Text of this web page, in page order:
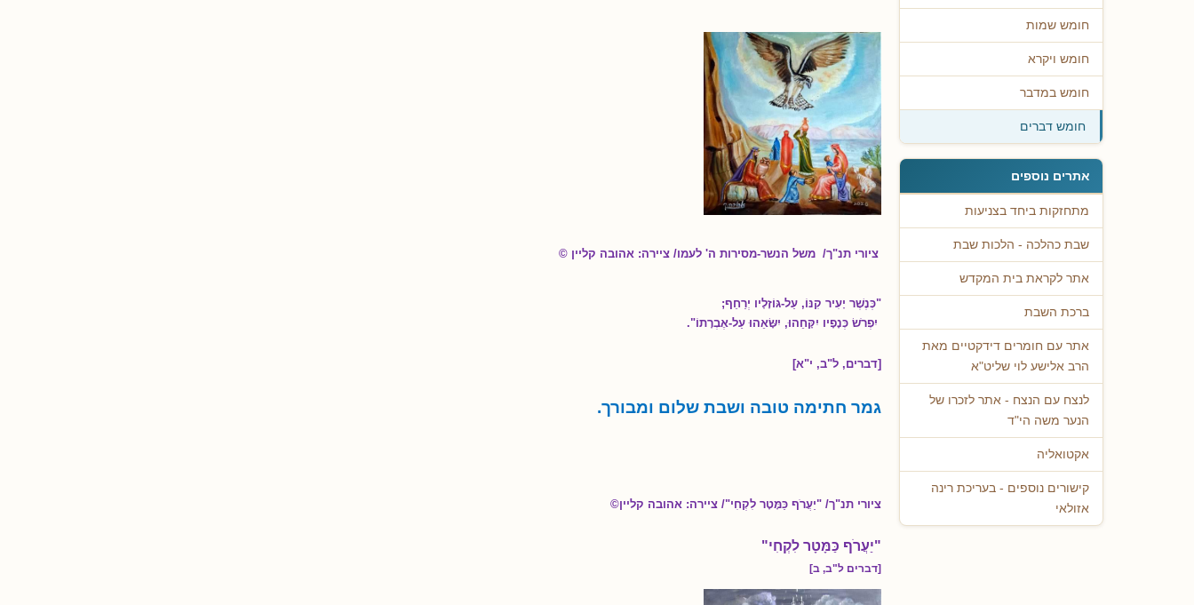
חומש שמות
חומש ויקרא
חומש במדבר
חומש דברים
אתרים נוספים
מתחזקות ביחד בצניעות
שבת כהלכה - הלכות שבת
אתר לקראת בית המקדש
ברכת השבת
אתר עם חומרים דידקטיים מאת
הרב אלישע לוי שליט"א
לנצח עם הנצח - אתר לזכרו של
הנער משה הי"ד
אקטואליה
קישורים נוספים - בעריכת רינה
אזולאי
ציורי תנ"ך/ משל הנשר-מסירות ה' לעמו/ ציירה: אהובה קליין ©
"כְּנֶשֶׁר יָעִיר קִנּוֹ, עַל-גּוֹזָלָיו יְרַחֵף;
יִפְרֹשׂ כְּנָפָיו יִקָּחֵהוּ, יִשָּׂאֵהוּ עַל-אֶבְרָתוֹ".
[דברים, ל"ב, י"א]
גמר חתימה טובה ושבת שלום ומבורך.
ציורי תנ"ך/ "יַעֲרֹף כַּמָּטָר לִקְחִי"/ ציירה: אהובה קליין©
"יַעֲרֹף כַּמָּטָר לִקְחִי"
[דברים ל"ב, ב]